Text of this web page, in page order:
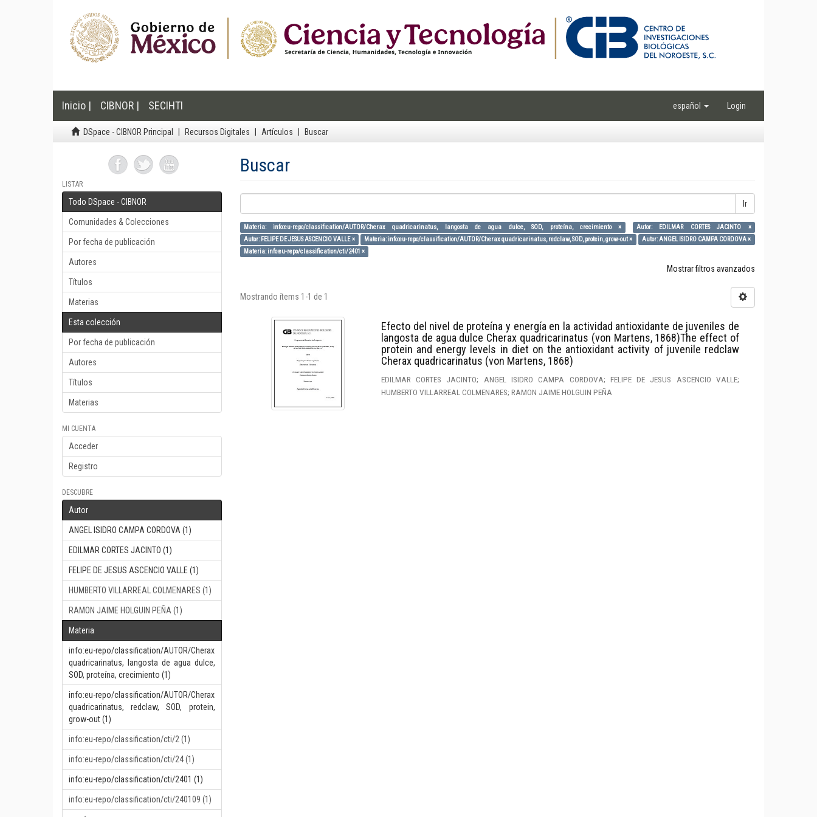
Inicio | CIBNOR | SECIHTI español Login
DSpace - CIBNOR Principal Recursos Digitales Artículos Buscar
LISTAR
Todo DSpace - CIBNOR
Comunidades & Colecciones
Por fecha de publicación
Autores
Títulos
Materias
Esta colección
Por fecha de publicación
Autores
Títulos
Materias
MI CUENTA
Acceder
Registro
DESCUBRE
Autor
ANGEL ISIDRO CAMPA CORDOVA (1)
EDILMAR CORTES JACINTO (1)
FELIPE DE JESUS ASCENCIO VALLE (1)
HUMBERTO VILLARREAL COLMENARES (1)
RAMON JAIME HOLGUIN PEÑA (1)
Materia
info:eu-repo/classification/AUTOR/Cherax
quadricarinatus, langosta de agua dulce,
SOD, proteína, crecimiento (1)
info:eu-repo/classification/AUTOR/Cherax
quadricarinatus, redclaw, SOD, protein,
grow-out (1)
info:eu-repo/classification/cti/2 (1)
info:eu-repo/classification/cti/24 (1)
info:eu-repo/classification/cti/2401 (1)
info:eu-repo/classification/cti/240109 (1)
Buscar
Ir
Materia: info:eu-repo/classification/AUTOR/Cherax quadricarinatus, langosta de agua dulce, SOD, proteína, crecimiento ×
Autor: EDILMAR CORTES JACINTO ×
Autor: FELIPE DE JESUS ASCENCIO VALLE ×
Materia: info:eu-repo/classification/AUTOR/Cherax quadricarinatus, redclaw, SOD, protein, grow-out ×
Autor: ANGEL ISIDRO CAMPA CORDOVA ×
Materia: info:eu-repo/classification/cti/2401 ×
Mostrar filtros avanzados
Mostrando ítems 1-1 de 1
Efecto del nivel de proteína y energía en la actividad antioxidante de juveniles de
langosta de agua dulce Cherax quadricarinatus (von Martens, 1868)The effect of
protein and energy levels in diet on the antioxidant activity of juvenile redclaw
Cherax quadricarinatus (von Martens, 1868)
EDILMAR CORTES JACINTO; ANGEL ISIDRO CAMPA CORDOVA; FELIPE DE JESUS ASCENCIO VALLE;
HUMBERTO VILLARREAL COLMENARES; RAMON JAIME HOLGUIN PEÑA